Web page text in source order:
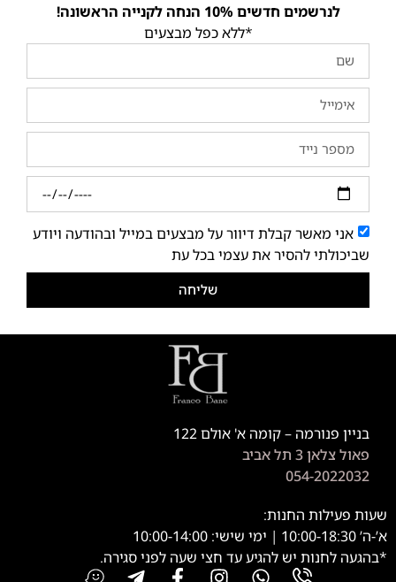
לנרשמים חדשים 10% הנחה לקנייה הראשונה!
*ללא כפל מבצעים
אני מאשר קבלת דיוור על מבצעים במייל ובהודעה ויודע
שביכולתי להסיר את עצמי בכל עת
שליחה
בניין פנורמה – קומה א' אולם 122
פאול צלאן 3 תל אביב
054-2022032
שעות פעילות החנות:
א’-ה’ 10:00-18:30 | ימי שישי: 10:00-14:00
*בהגעה לחנות יש להגיע עד חצי שעה לפני סגירה.